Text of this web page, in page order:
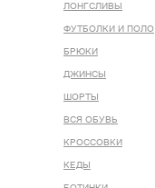
ЛОНГСЛИВЫ
ФУТБОЛКИ И ПОЛО
БРЮКИ
ДЖИНСЫ
ШОРТЫ
ВСЯ ОБУВЬ
КРОССОВКИ
КЕДЫ